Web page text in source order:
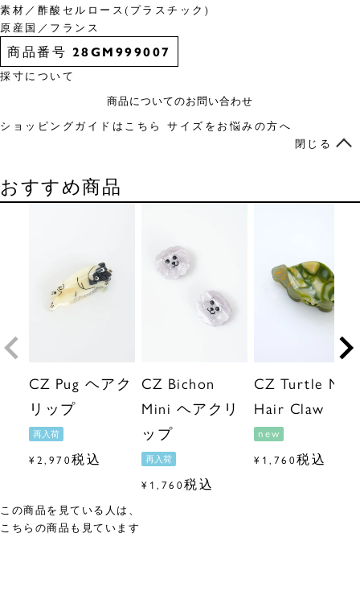
素材／酢酸セルロース(プラスチック)
原産国／フランス
商品番号 28GM999007
採寸について
商品についてのお問い合わせ
ショッピングガイドはこちら サイズをお悩みの方へ
閉じる
おすすめ商品
CZ Pug ヘアク
リップ
再入荷
¥2,970税込
CZ Bichon
Mini ヘアクリ
ップ
再入荷
¥ 1,760税込
CZ Turtle Mini
Hair Claw
new
¥ 1,760税込
この商品を見ている人は、
こちらの商品も見ています